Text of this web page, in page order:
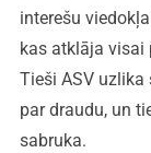
interešu
kas atklāja visai
Tieši ASV
par draudu, un
sabruka.